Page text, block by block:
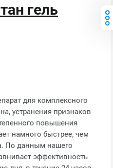
гель
для комплексного
устранения признаков
повышения
намного быстрее, чем
По данным нашего
эффективность